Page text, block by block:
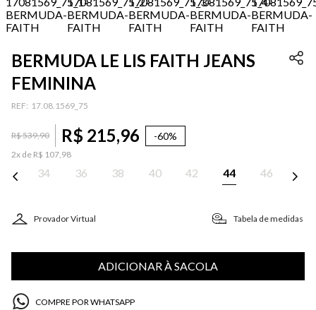
BERMUDA LE LIS FAITH JEANS
FEMININA
: 17.08.1569_75
R$539,90 R$ 215,96 -60%
2x de R$ 107,98
34 36 38 40 42 44 46
Provador Virtual Tabela de medidas
ADICIONAR À SACOLA
COMPRE POR WHATSAPP